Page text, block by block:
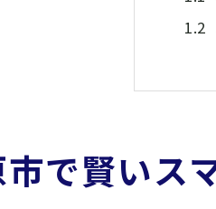
ス
で賢いス